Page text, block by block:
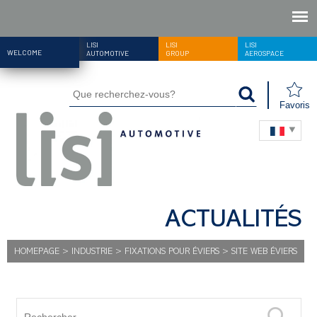
WELCOME
LISI
AUTOMOTIVE
LISI
GROUP
LISI
AEROSPACE
Favoris
ACTUALITÉS
HOMEPAGE > INDUSTRIE > FIXATIONS POUR ÉVIERS > SITE WEB ÉVIERS